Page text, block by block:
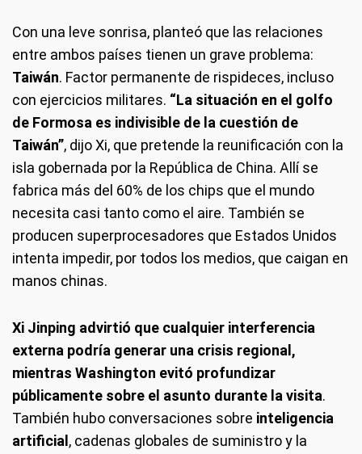
Con una leve sonrisa, planteó que las relaciones
entre ambos países tienen un grave problema:
Taiwán. Factor permanente de rispideces, incluso
con ejercicios militares. “La situación en el golfo
de Formosa es indivisible de la cuestión de
Taiwán”, dijo Xi, que pretende la reunificación con la
isla gobernada por la República de China. Allí se
fabrica más del 60% de los chips que el mundo
necesita casi tanto como el aire. También se
producen superprocesadores que Estados Unidos
intenta impedir, por todos los medios, que caigan en
manos chinas.
Xi Jinping advirtió que cualquier interferencia
externa podría generar una crisis regional,
mientras Washington evitó profundizar
públicamente sobre el asunto durante la visita.
También hubo conversaciones sobre inteligencia
artificial , cadenas globales de suministro y la